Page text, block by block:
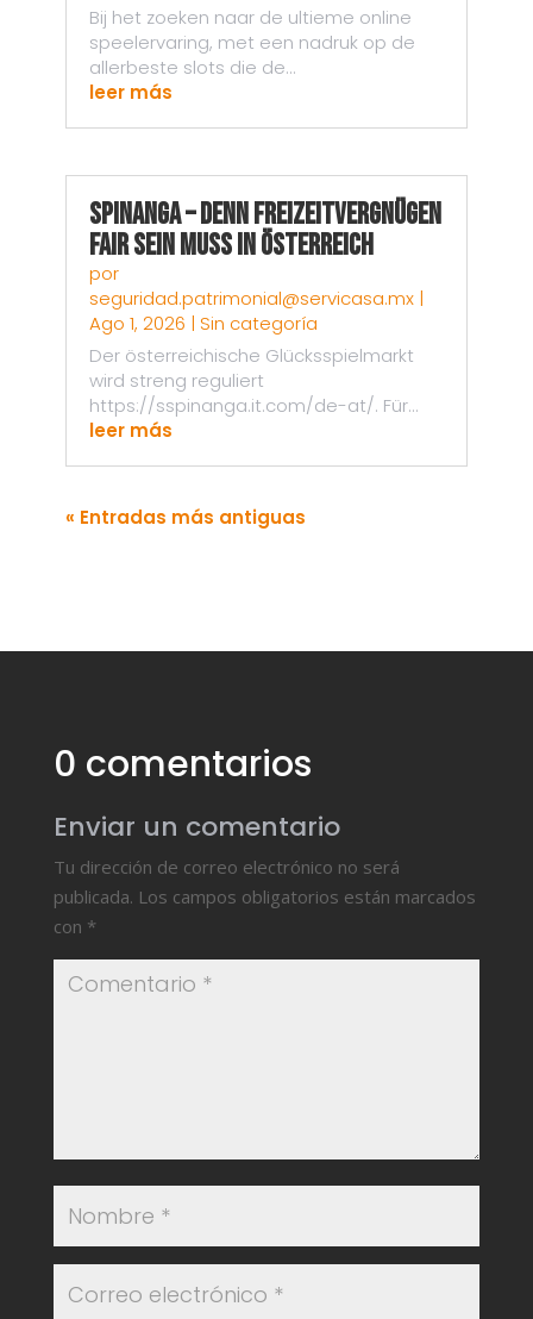
Bij het zoeken naar de ultieme online
speelervaring, met een nadruk op de
allerbeste slots die de...
leer más
Spinanga – Denn Freizeitvergnügen
fair sein muss in Österreich
por
seguridad.patrimonial@servicasa.mx|
Ago 1, 2026 | Sin categoría
Der österreichische Glücksspielmarkt
wird streng reguliert
https://sspinanga.it.com/de-at/. Für...
leer más
« Entradas más antiguas
0 comentarios
Enviar un comentario
Tu dirección de correo electrónico no será
publicada. Los campos obligatorios están marcados
con *